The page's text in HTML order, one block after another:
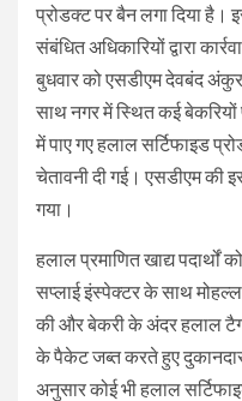
प्रोडक्ट पर बैन लगा दिया
संबंधित अधिकारियों द्वारा
बुधवार को एसडीएम देवबंद
साथ नगर में स्थित कई बेकरियों
में पाए गए हलाल सर्टिफाइड
चेतावनी दी गई। एसडीएम की
गया।
हलाल प्रमाणित खाद्य
सप्लाई इंस्पेक्टर के साथ
की और बेकरी के अंदर हलाल
के पैकेट जब्त करते हुए
अनुसार कोई भी हलाल